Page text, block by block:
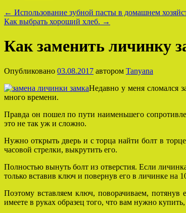
← Использование зубной пасты в домашнем
Как выбрать хороший хлеб. →
Как заменить личинку
Опубликовано 03.08.2017 автором Tanyana
Недавно у меня сломался
много времени.
Правда он пошел по пути наименьшего
это не так уж и сложно.
Нужно открыть дверь и с торца найти болт в
часовой стрелки, выкрутить его.
Полностью вынуть болт из отверстия. Если
только вставив ключ и повернув его в личинке на
Поэтому вставляем ключ, поворачиваем,
имеете в руках образец того, что вам нужно